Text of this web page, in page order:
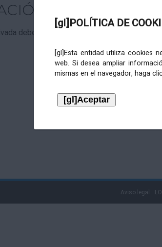
[gl]POLÍTICA DE
[gl]Esta entidad utiliza cookies
web. Si desea ampliar
mismas en el navegador, haga
debe identificarse mediante Cl@ve. Pulse
Aviso legal